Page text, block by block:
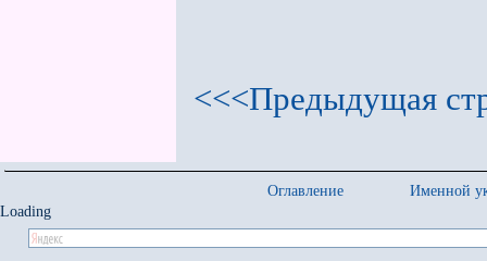
<<<Предыдущая
Оглавление
Именной
Loading